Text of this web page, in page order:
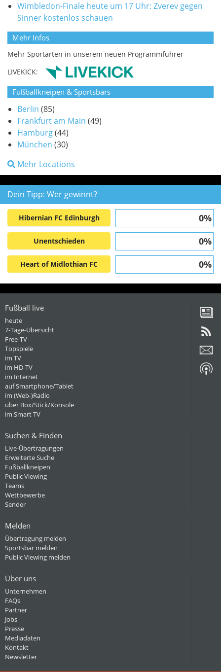
Wimbledon-Finale heute um 17 Uhr: Zverev gegen
Sinner kostenlos schauen
Mehr Infos
Mehr Sportarten in unserem neuen Programmführer
LIVEKICK:
Fußballkneipen & Sportsbars
Berlin (85)
Frankfurt am Main (49)
Hamburg(44)
München (30)
Mehr Locations
Dein Tipp: Wer gewinnt?
Hibernian FC Edinburgh 0%
Unentschieden 0%
Heart of Midlothian FC 0%
Fußball live
heute
7-Tage-Übersicht
Free-TV
Topspiele
im TV
im HD-TV
im Internet
auf Smartphone/Tablet
im (Web-)Radio
über Box/Stick/Konsole
im Smart TV
Suchen & Finden
Live-Übertragungen
Erweiterte Suche
Fußballkneipen
Public Viewing
Teams
Wettbewerbe
Sender
Melden
Übertragung melden
Sportsbar melden
Public Viewing melden
Über uns
Unternehmen
FAQs
Partner
Jobs
Presse
Mediadaten
Kontakt
Newsletter